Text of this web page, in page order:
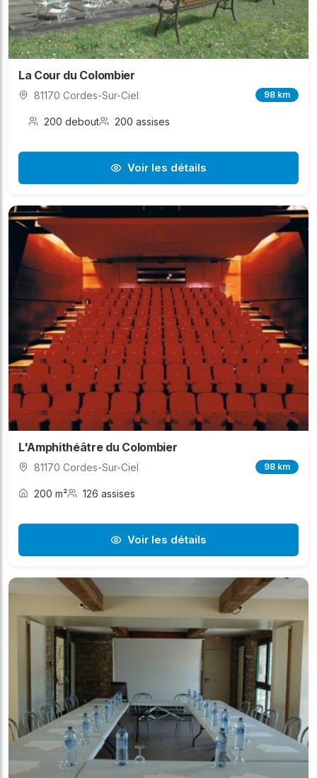
La Cour du Colombier
81170 Cordes-Sur-Ciel 98 km
200 debout 200 assises
Voir les détails
L'Amphithéâtre du Colombier
81170 Cordes-Sur-Ciel 98 km
200 m² 126 assises
Voir les détails